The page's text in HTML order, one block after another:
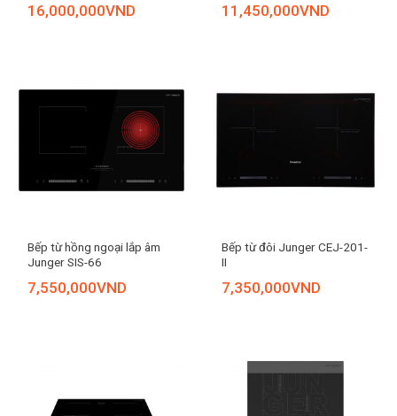
16,000,000VND 11,450,000VND
Bếp từ hồng ngoại lắp âm
Junger SIS-66
7,550,000VND
Bếp từ đôi Junger CEJ-201-
II
7,350,000VND